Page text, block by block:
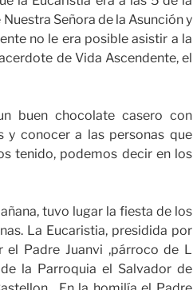
Señora de la Asunción y
no le era posible asistir a la
de Vida Ascendente, el
buen chocolate casero con
y conocer a las personas que
tenido, podemos decir en los
tuvo lugar la fiesta de los
La Eucaristia, presidida por
el Padre Juanvi ,párroco de L
la Parroquia el Salvador de